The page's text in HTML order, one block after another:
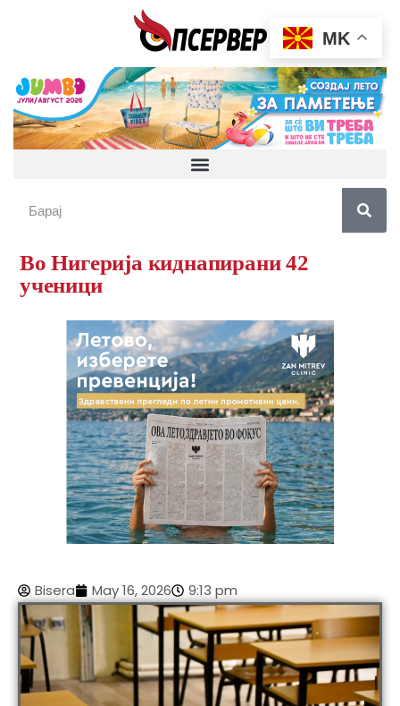
Во Нигерија киднапирани 42
ученици
Bisera May 16, 2026 9:13 pm
MK